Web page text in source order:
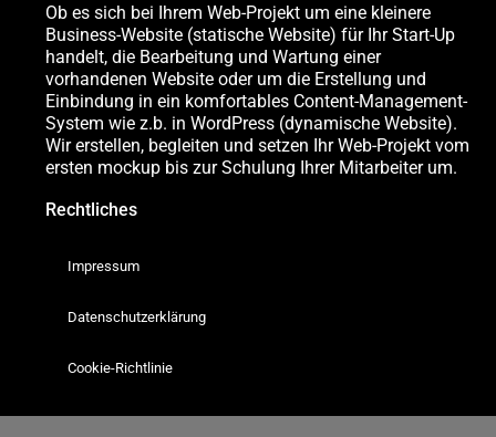
Ob es sich bei Ihrem Web-Projekt um eine kleinere
Business-Website (statische Website) für Ihr Start-Up
handelt, die Bearbeitung und Wartung einer
vorhandenen Website oder um die Erstellung und
Einbindung in ein komfortables Content-Management-
System wie z.b. in WordPress (dynamische Website).
Wir erstellen, begleiten und setzen Ihr Web-Projekt vom
ersten mockup bis zur Schulung Ihrer Mitarbeiter um.
Rechtliches
Impressum
Datenschutzerklärung
Cookie-Richtlinie